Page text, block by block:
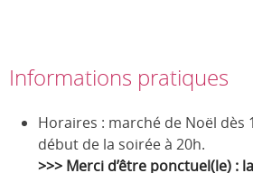
Informations pratiques
Horaires : marché de Noël dès
début de la soirée à 20h.
>>> Merci d’être ponctuel(le) :